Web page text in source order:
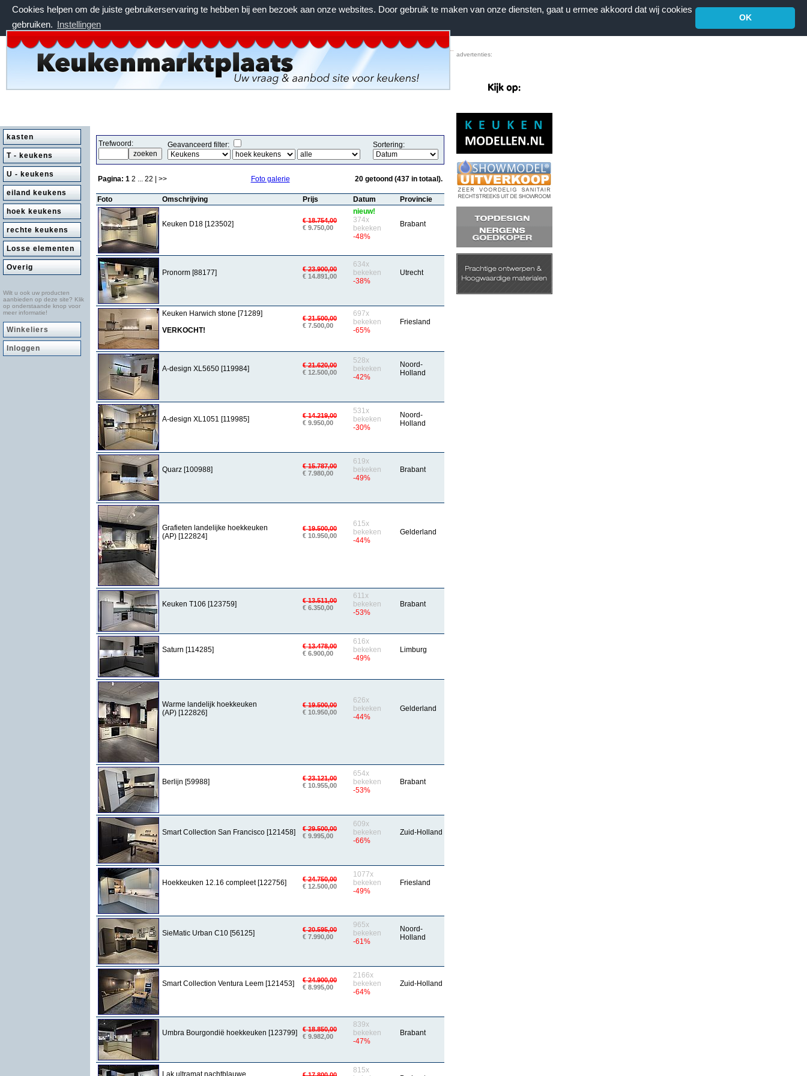
Cookies helpen om de juiste gebruikerservaring te hebben bij een bezoek aan onze websites. Door gebruik te maken van onze diensten, gaat u ermee akkoord dat wij cookies
gebruiken. Instellingen
OK
vrijdag 7 augustus 2026, 01:03 uur
Home | Voorwaarden | Contact Favorieten
advertenties:
kasten
T - keukens
U - keukens
eiland keukens
hoek keukens
rechte keukens
Losse elementen
Overig
Wilt u ook uw producten
aanbieden op deze site? Klik
op onderstaande knop voor
meer informatie!
Winkeliers
Inloggen
Trefwoord: Geavanceerd filter: Sortering:
Pagina: 1 2 ... 22 | >> Foto galerie 20 getoond (437 in totaal).
Foto Omschrijving Prijs Datum Provincie
Keuken D18 [123502]
€ 18.754,00
€ 9.750,00
nieuw!
374x
bekeken
-48%
Brabant
Pronorm [88177]
€ 23.900,00
€ 14.891,00
634x
bekeken
-38%
Utrecht
Keuken Harwich stone [71289]
VERKOCHT!
€ 21.500,00
€ 7.500,00
697x
bekeken
-65%
Friesland
A-design XL5650 [119984]
€ 21.620,00
€ 12.500,00
528x
bekeken
-42%
Noord-
Holland
A-design XL1051 [119985]
€ 14.219,00
€ 9.950,00
531x
bekeken
-30%
Noord-
Holland
Quarz [100988]
€ 15.787,00
€ 7.980,00
619x
bekeken
-49%
Brabant
Grafieten landelijke hoekkeuken
(AP) [122824]
€ 19.500,00
€ 10.950,00
615x
bekeken
-44%
Gelderland
Keuken T106 [123759]
€ 13.511,00
€ 6.350,00
611x
bekeken
-53%
Brabant
Saturn [114285]
€ 13.478,00
€ 6.900,00
616x
bekeken
-49%
Limburg
Warme landelijk hoekkeuken
(AP) [122826]
€ 19.500,00
€ 10.950,00
626x
bekeken
-44%
Gelderland
Berlijn [59988]
€ 23.121,00
€ 10.955,00
654x
bekeken
-53%
Brabant
Smart Collection San Francisco [121458]
€ 29.500,00
€ 9.995,00
609x
bekeken
-66%
Zuid-Holland
Hoekkeuken 12.16 compleet [122756]
€ 24.750,00
€ 12.500,00
1077x
bekeken
-49%
Friesland
SieMatic Urban C10 [56125]
€ 20.595,00
€ 7.990,00
965x
bekeken
-61%
Noord-
Holland
Smart Collection Ventura Leem [121453]
€ 24.900,00
€ 8.995,00
2166x
bekeken
-64%
Zuid-Holland
Umbra Bourgondië hoekkeuken [123799]
€ 18.850,00
€ 9.982,00
839x
bekeken
-47%
Brabant
Lak ultramat nachtblauwe
815x